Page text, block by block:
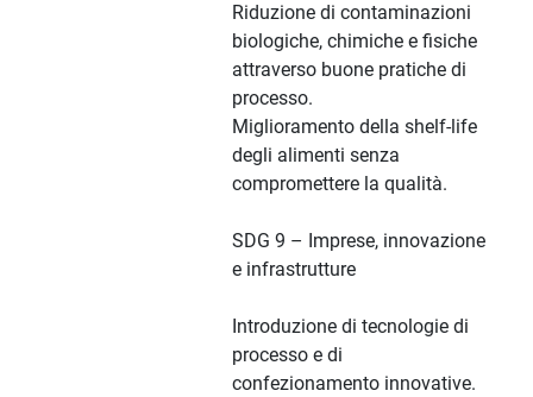
Riduzione di contaminazioni
biologiche, chimiche e fisiche
attraverso buone pratiche di
processo.
Miglioramento della shelf-life
degli alimenti senza
compromettere la qualità.
SDG 9 – Imprese, innovazione
e infrastrutture
Introduzione di tecnologie di
processo e di
confezionamento innovative.